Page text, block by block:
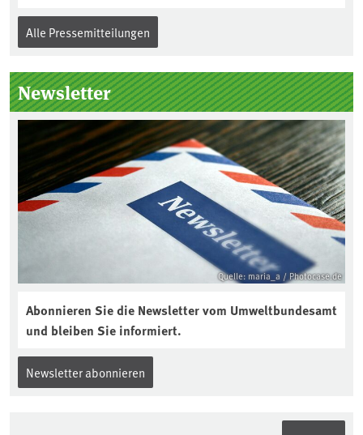
Alle Pressemitteilungen
Newsletter
Quelle: maria_a / Photocase.de
Abonnieren Sie die Newsletter vom Umweltbundesamt
und bleiben Sie informiert.
Newsletter abonnieren